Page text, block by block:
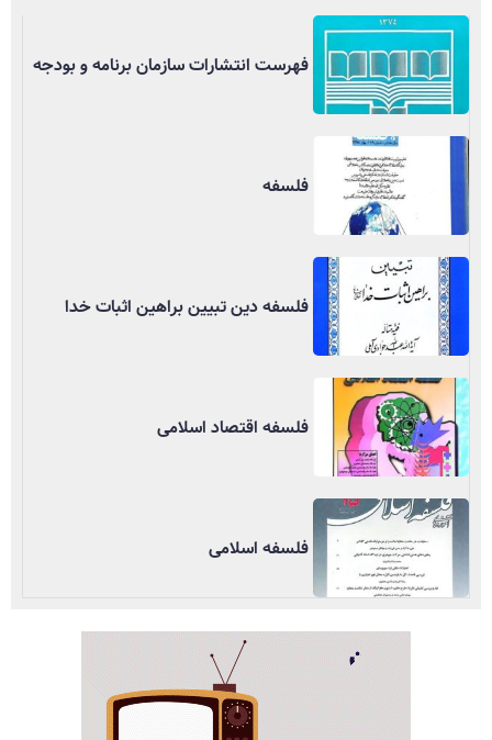
فهرست انتشارات سازمان برنامه و بودجه
فلسفه
فلسفه دین تبیین براهین اثبات خدا
فلسفه اقتصاد اسلامی
فلسفه اسلامی